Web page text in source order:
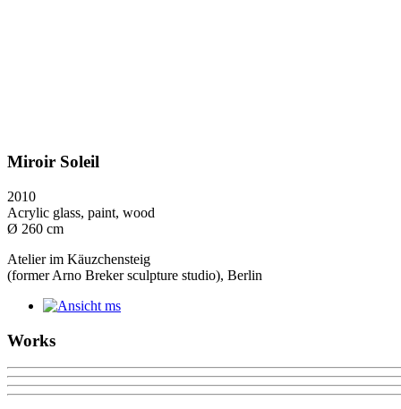
Miroir Soleil
2010
Acrylic glass, paint, wood
Ø 260 cm
Atelier im Käuzchensteig
(former Arno Breker sculpture studio), Berlin
Works